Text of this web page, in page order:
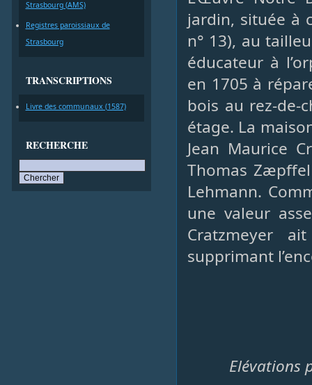
Strasbourg (AMS)
Registres paroissiaux de
Strasbourg
TRANSCRIPTIONS
Livre des communaux (1587)
RECHERCHE
jardin, située à
n° 13), au
éducateur à
en 1705 à
bois au rez-de-
étage. La
Jean Maurice
Thomas
Lehmann.
une valeur
Cratzmeyer
supprimant
Elévations